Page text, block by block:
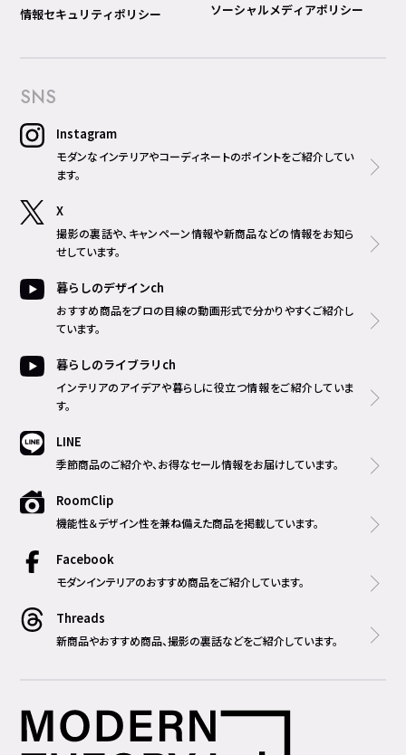
情報セキュリティポリシー
ソーシャルメディアポリシー
SNS
Instagram
モダンなインテリアやコーディネートのポイントをご紹介してい
ます。
X
撮影の裏話や、キャンペーン情報や新商品などの情報をお知ら
せしています。
暮らしのデザインch
おすすめ商品をプロの目線の動画形式で分かりやすくご紹介し
ています。
暮らしのライブラリch
インテリアのアイデアや暮らしに役立つ情報をご紹介していま
す。
LINE
季節商品のご紹介や、お得なセール情報をお届けしています。
RoomClip
機能性＆デザイン性を兼ね備えた商品を掲載しています。
Facebook
モダンインテリアのおすすめ商品をご紹介しています。
Threads
新商品やおすすめ商品、撮影の裏話などをご紹介しています。